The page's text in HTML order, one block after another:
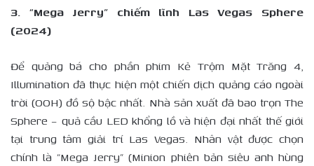
3. “Mega Jerry” chiếm lĩnh Las Vegas Sphere
(2024)
Để quảng bá cho phần phim Kẻ Trộm Mặt Trăng 4,
Illumination đã thực hiện một chiến dịch quảng cáo ngoài
trời (OOH) đồ sộ bậc nhất. Nhà sản xuất đã bao trọn The
Sphere – quả cầu LED khổng lồ và hiện đại nhất thế giới
tại trung tâm giải trí Las Vegas. Nhân vật được chọn
chính là “Mega Jerry” (Minion phiên bản siêu anh hùng